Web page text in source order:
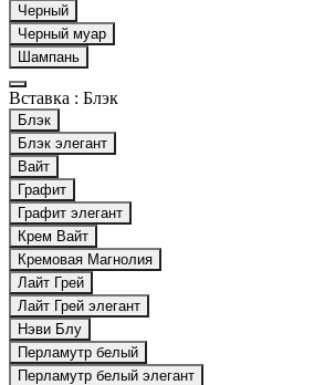
Черный
Черный муар
Шампань
Вставка : Блэк
Блэк
Блэк элегант
Вайт
Графит
Графит элегант
Крем Вайт
Кремовая Магнолия
Лайт Грей
Лайт Грей элегант
Нэви Блу
Перламутр белый
Перламутр белый элегант